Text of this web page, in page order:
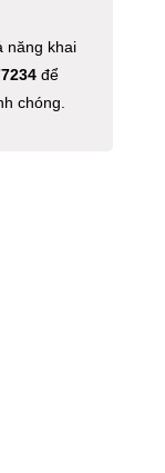
năng khai
để
chóng.